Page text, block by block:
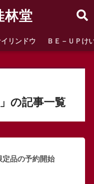
林堂
リンドウ ＢＥ－ＵＰけ
の記事一覧
品の予約開始